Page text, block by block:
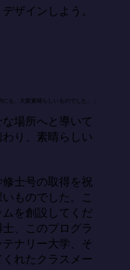
ザインしよう。
も、大変素晴らしいものでした。」
な場所へと導いて
り、素晴らしい
士号の取得を祝
ものでした。こ
を創設してくだ
、このプログラ
ナリー大学、そ
れたクラスメー